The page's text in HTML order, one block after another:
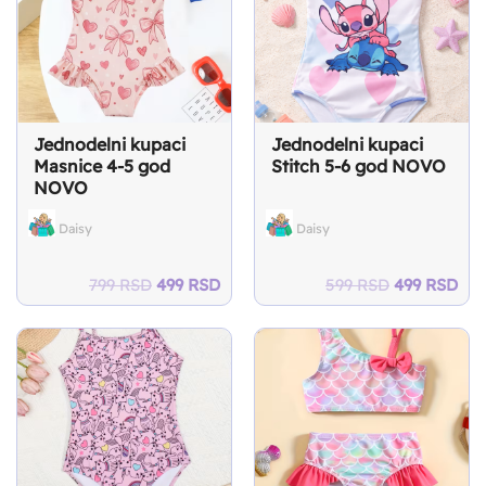
Jednodelni kupaci
Masnice 4-5 god
NOVO
Daisy
799RSD Original
price
was:
799 RSD.
499 RSDCurrent
price
is:
Jednodelni kupaci
Stitch 5-6 god NOVO
Daisy
599RSD Original
price
was:
599 RSD.
499 RSD
is: